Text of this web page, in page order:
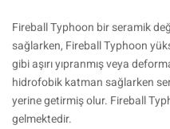
Fireball Typhoon bir seramik
sağlarken, Fireball Typhoon
gibi aşırı yıpranmış veya
hidrofobik katman sağlarken
yerine getirmiş olur. Fireball
gelmektedir.